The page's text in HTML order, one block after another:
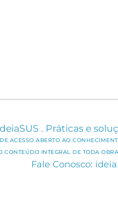
. Práticas e
ACESSO ABERTO AO
CONTEÚDO INTEGRAL DE TODA
Fale Conosco: